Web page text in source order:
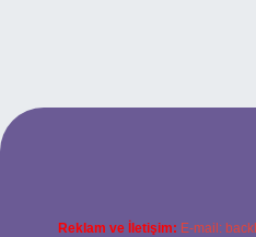
adresi
Reklam ve İletişim: E-mail: